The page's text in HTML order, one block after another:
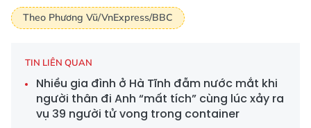
Theo Phương Vũ/VnExpress/BBC
TIN LIÊN QUAN
Nhiều gia đình ở Hà Tĩnh đẫm nước mắt khi
người thân đi Anh “mất tích” cùng lúc xảy ra
vụ 39 người tử vong trong container